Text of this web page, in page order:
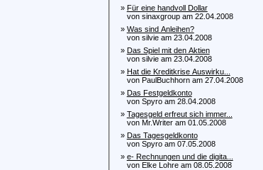
» Für eine handvoll Dollar
von sinaxgroup am 22.04.2008
» Was sind Anleihen?
von silvie am 23.04.2008
» Das Spiel mit den Aktien
von silvie am 23.04.2008
» Hat die Kreditkrise Auswirku...
von PaulBuchhorn am 27.04.2008
» Das Festgeldkonto
von Spyro am 28.04.2008
» Tagesgeld erfreut sich immer...
von Mr.Writer am 01.05.2008
» Das Tagesgeldkonto
von Spyro am 07.05.2008
» e- Rechnungen und die digita...
von Elke Lohre am 08.05.2008